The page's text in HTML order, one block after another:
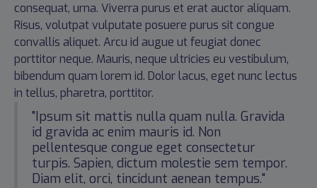
consequat, urna. Viverra purus et erat auctor aliquam.
Risus, volutpat vulputate posuere purus sit congue
convallis aliquet. Arcu id augue ut feugiat donec
porttitor neque. Mauris, neque ultricies eu vestibulum,
bibendum quam lorem id. Dolor lacus, eget nunc lectus
in tellus, pharetra, porttitor.
"Ipsum sit mattis nulla quam nulla. Gravida
id gravida ac enim mauris id. Non
pellentesque congue eget consectetur
turpis. Sapien, dictum molestie sem tempor.
Diam elit, orci, tincidunt aenean tempus."